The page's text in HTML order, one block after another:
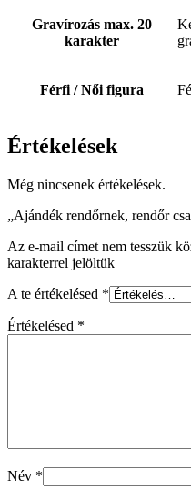
Gravírozás max. 20
karakter
Férfi / Női figura
Értékelések
Még nincsenek értékelések.
„Ajándék rendőrnek, rendőr
Az e-mail címet nem tesszük
karakterrel jelöltük
A te értékelésed *
Értékelésed *
Név *